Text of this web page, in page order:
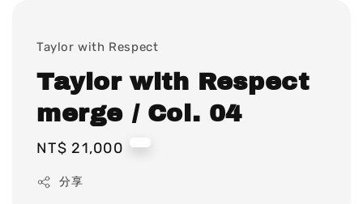
Taylor with Respect
Taylor with Respect
merge / Col. 04
Regular
NT$ 21,000
分享